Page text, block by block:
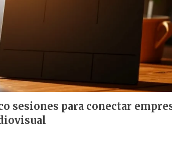
sesiones para conectar